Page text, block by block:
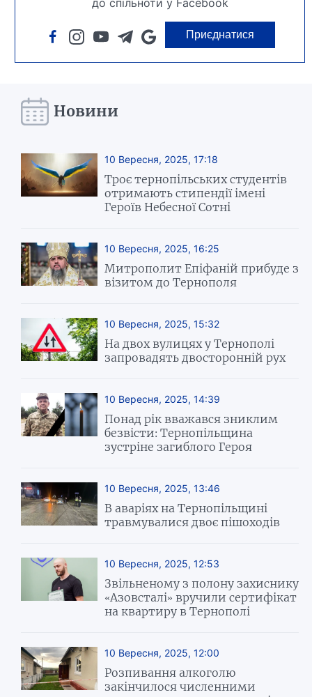
Приєднатися
Новини
10 Вересня, 2025, 17:18
Троє тернопільських студентів
отримають стипендії імені
Героїв Небесної Сотні
10 Вересня, 2025, 16:25
Митрополит Епіфаній прибуде з
візитом до Тернополя
10 Вересня, 2025, 15:32
На двох вулицях у Тернополі
запровадять двосторонній рух
10 Вересня, 2025, 14:39
Понад рік вважався зниклим
безвісти: Тернопільщина
зустріне загиблого Героя
10 Вересня, 2025, 13:46
В аваріях на Тернопільщині
травмувалися двоє пішоходів
10 Вересня, 2025, 12:53
Звільненому з полону захиснику
«Азовсталі» вручили сертифікат
на квартиру в Тернополі
10 Вересня, 2025, 12:00
Розпивання алкоголю
закінчилося численними